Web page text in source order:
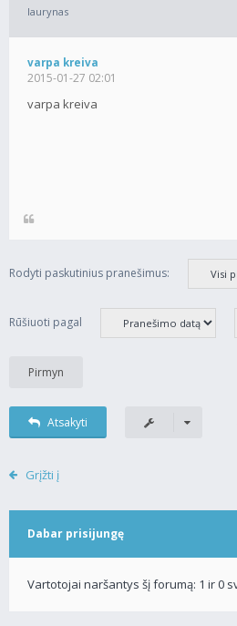
laurynas
varpa kreiva
2015-01-27 02:01
varpa kreiva
Rodyti paskutinius pranešimus:
Rūšiuoti pagal
Atsakyti
Grįžti į
Dabar prisijungę
Vartotojai naršantys šį forumą: 1 ir 0